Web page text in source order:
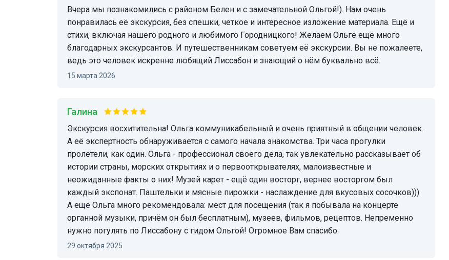
Вчера мы познакомились с районом Белен и с замечательной Ольгой!). Нам очень
понравилась её экскурсия, без спешки, четкое и интересное изложение материала. Ещё и
стихи, включая нашего родного и любимого Городницкого! Желаем Ольге ещё много
благодарных экскурсантов. И путешественникам советуем её экскурсии. Вы не пожалеете,
ведь это человек искренне любящий Лиссабон и знающий о нём буквально всё.
15 марта 2026
Галина
Экскурсия восхитительна! Ольга коммуникабельный и очень приятный в общении человек.
А её экспертность обнаруживается с самого начала знакомства. Три часа прогулки
пролетели, как один. Ольга - профессионал своего дела, так увлекательно рассказывает об
истории страны, морских открытиях и о первооткрывателях, малоизвестные и
неожиданные факты о них! Музей карет - ещё один восторг, вернее восторгом был
каждый экспонат. Паштельки и мясные пирожки - наслаждение для вкусовых сосочков)))
А ещё Ольга много рекомендовала: мест для посещения (так я побывала на концерте
органной музыки, причём он был бесплатным), музеев, фильмов, рецептов. Непременно
нужно погулять по Лиссабону с гидом Ольгой! Огромное Вам спасибо.
29 октября 2025